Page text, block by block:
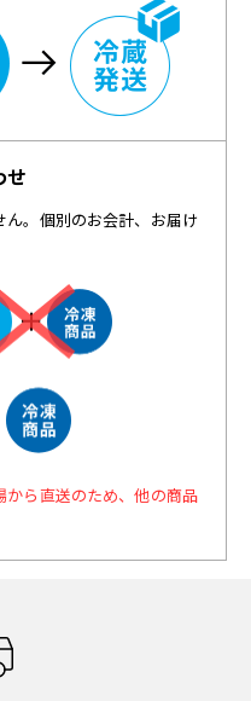
せ
。個別のお会計、お届け
ら直送のため、他の商品